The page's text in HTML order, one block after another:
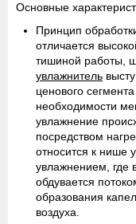
Основные
Принцип
отличается
тишиной работы,
увлажнитель
ценового
необходимости
увлажнение
посредством
относится к нише
увлажнением, где
обдувается
образования
воздуха.